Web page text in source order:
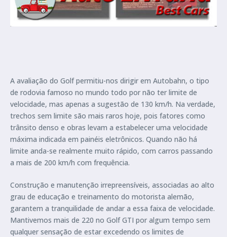
A avaliação do Golf permitiu-nos dirigir em Autobahn, o tipo
de rodovia famoso no mundo todo por não ter limite de
velocidade, mas apenas a sugestão de 130 km/h. Na verdade,
trechos sem limite são mais raros hoje, pois fatores como
trânsito denso e obras levam a estabelecer uma velocidade
máxima indicada em painéis eletrônicos. Quando não há
limite anda-se realmente muito rápido, com carros passando
a mais de 200 km/h com frequência.
Construção e manutenção irrepreensíveis, associadas ao alto
grau de educação e treinamento do motorista alemão,
garantem a tranquilidade de andar a essa faixa de velocidade.
Mantivemos mais de 220 no Golf GTI por algum tempo sem
qualquer sensação de estar excedendo os limites de